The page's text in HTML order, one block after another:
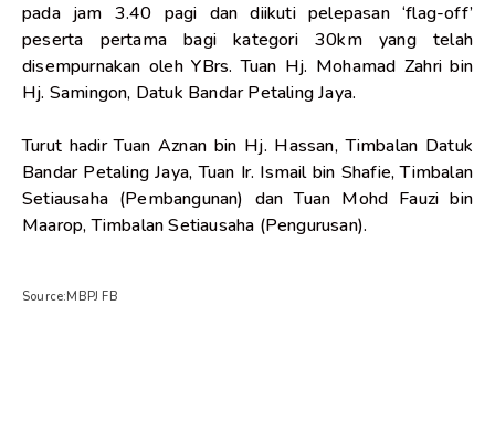
pada jam 3.40 pagi dan diikuti pelepasan ‘flag-off’
peserta pertama bagi kategori 30km yang telah
disempurnakan oleh YBrs. Tuan Hj. Mohamad Zahri bin
Hj. Samingon, Datuk Bandar Petaling Jaya.
Turut hadir Tuan Aznan bin Hj. Hassan, Timbalan Datuk
Bandar Petaling Jaya, Tuan Ir. Ismail bin Shafie, Timbalan
Setiausaha (Pembangunan) dan Tuan Mohd Fauzi bin
Maarop, Timbalan Setiausaha (Pengurusan).
Source:MBPJ FB